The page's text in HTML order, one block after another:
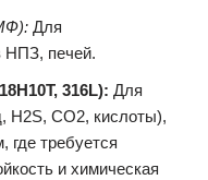
Для
НПЗ, печей.
316L): Для
H2S, CO2, кислоты),
где требуется
и химическая